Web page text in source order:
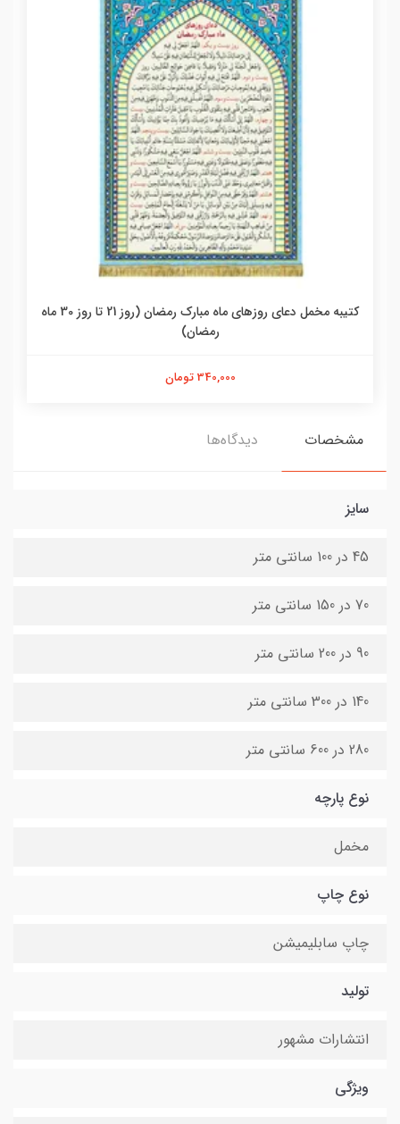
کتیبه مخمل دعای روزهای ماه مبارک رمضان (روز 21 تا روز 30 ماه
رمضان)
340,000 تومان
مشخصات دیدگاه‌ها
سایز
45 در 100 سانتی متر
70 در 150 سانتی متر
90 در 200 سانتی متر
140 در 300 سانتی متر
280 در 600 سانتی متر
نوع پارچه
مخمل
نوع چاپ
چاپ سابلیمیشن
تولید
انتشارات مشهور
ویژگی